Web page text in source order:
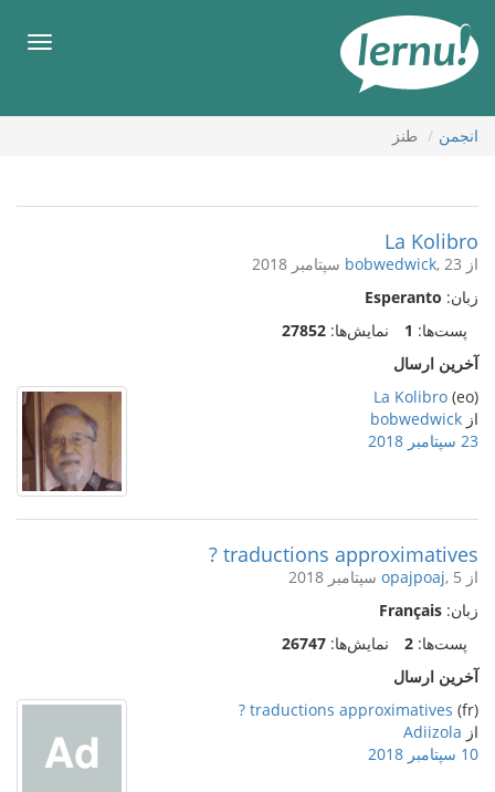
محتوا
انجمن طنز
La Kolibro
از bobwedwick, 23 سپتامبر 2018
زبان: Esperanto
پست‌ها: 1 نمایش‌ها: 27852
آخرین ارسال
(eo)
La Kolibro
از bobwedwick
23 سپتامبر 2018
traductions approximatives ?
از opajpoaj, 5 سپتامبر 2018
زبان: Français
پست‌ها: 2 نمایش‌ها: 26747
آخرین ارسال
(fr)
traductions approximatives ?
از Adiizola
10 سپتامبر 2018